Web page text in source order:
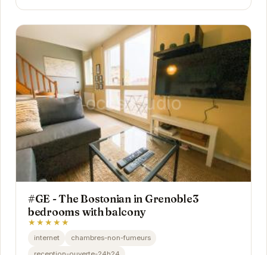
#GE - The Bostonian in Grenoble3
bedrooms with balcony
★★★★★
internet
chambres-non-fumeurs